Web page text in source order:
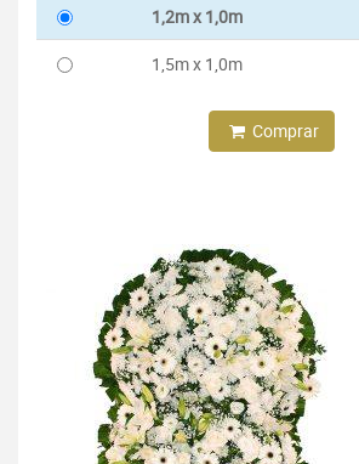
1,2m x 1,0m
1,5m x 1,0m
Comprar